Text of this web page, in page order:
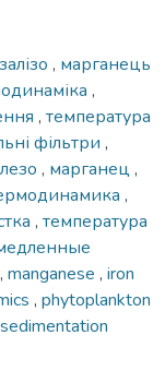
залізо , марганець
,
, температура
фільтри ,
, марганец ,
,
, температура
, manganese , iron
, phytoplankton
sedimentation